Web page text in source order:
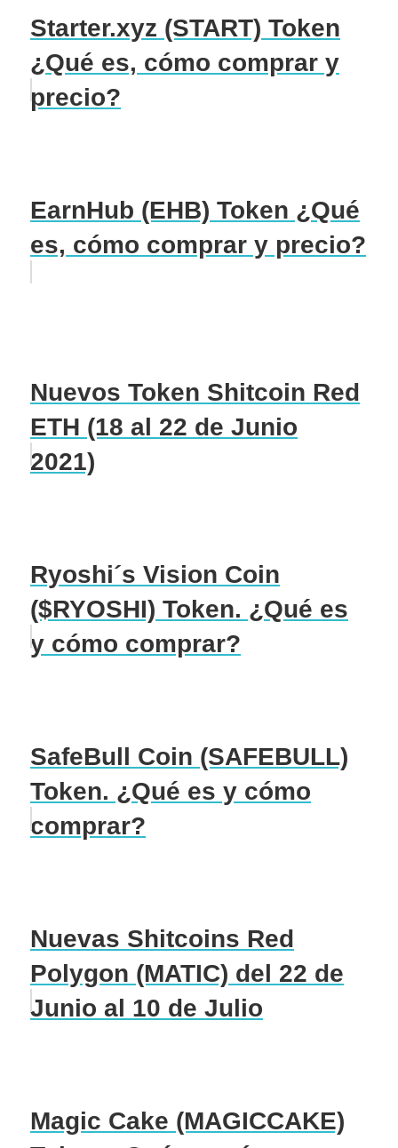
Starter.xyz (START) Token
¿Qué es, cómo comprar y
precio?
EarnHub (EHB) Token ¿Qué
es, cómo comprar y precio?
Nuevos Token Shitcoin Red
ETH (18 al 22 de Junio
2021)
Ryoshi´s Vision Coin
($RYOSHI) Token. ¿Qué es
y cómo comprar?
SafeBull Coin (SAFEBULL)
Token. ¿Qué es y cómo
comprar?
Nuevas Shitcoins Red
Polygon (MATIC) del 22 de
Junio al 10 de Julio
Magic Cake (MAGICCAKE)